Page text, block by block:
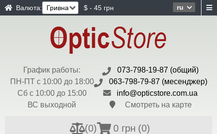
ru
Валюта: $ - 45 грн
График работы:
ПН-ПТ с 10:00 до 18:00
Сб с 10:00 до 15:00
ВС выходной
073-798-19-87 (общий)
063-798-79-87 (месенджер)
info@opticstore.com.ua
Смотреть на карте
(0) 0 грн (0)